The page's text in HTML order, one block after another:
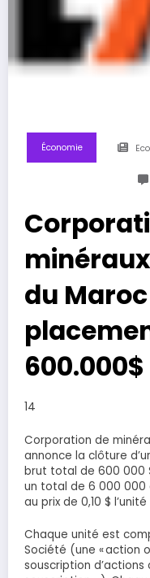
Économie
du
600.000$
14
Corporation de
annonce la clôture
brut total de 600 000
un total de 6 000 000
au prix de 0,10 $
Chaque unité est
Société (une « action
souscription d’actions